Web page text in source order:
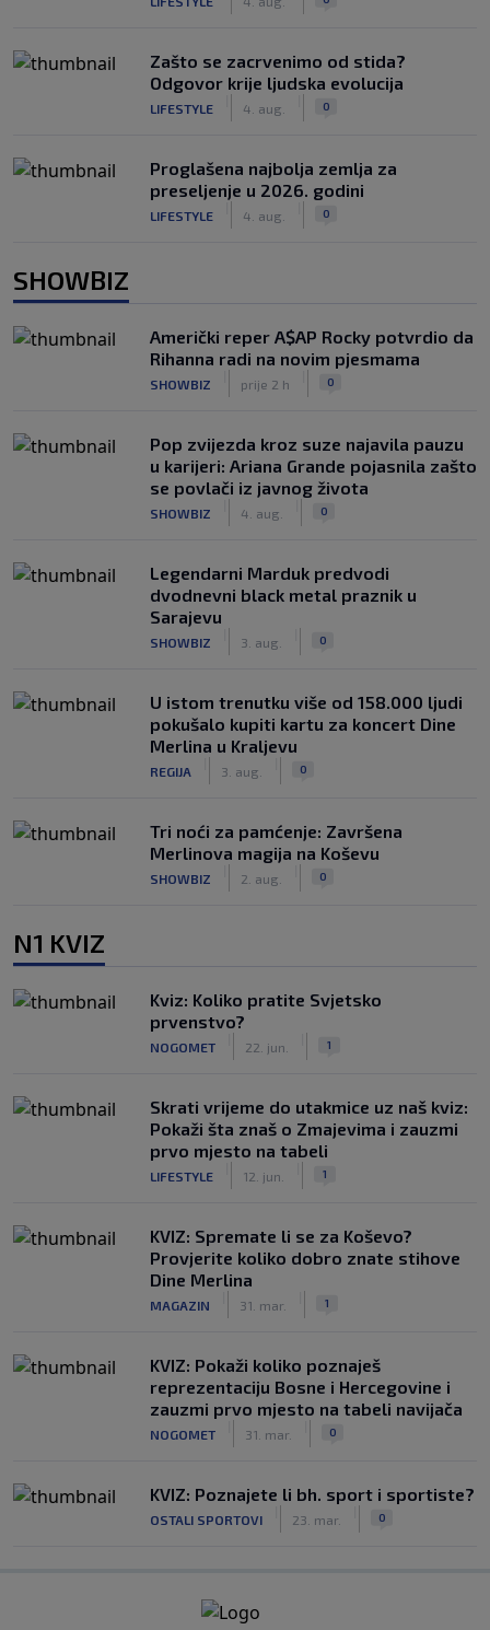
Zašto se zacrvenimo od stida?
Odgovor krije ljudska evolucija
LIFESTYLE 4. aug. 0
Proglašena najbolja zemlja za
preseljenje u 2026. godini
LIFESTYLE 4. aug. 0
SHOWBIZ
Američki reper A$AP Rocky potvrdio da
Rihanna radi na novim pjesmama
SHOWBIZ prije 2 h 0
Pop zvijezda kroz suze najavila pauzu
u karijeri: Ariana Grande pojasnila zašto
se povlači iz javnog života
SHOWBIZ 4. aug. 0
Legendarni Marduk predvodi
dvodnevni black metal praznik u
Sarajevu
SHOWBIZ 3. aug. 0
U istom trenutku više od 158.000 ljudi
pokušalo kupiti kartu za koncert Dine
Merlina u Kraljevu
REGIJA 3. aug. 0
Tri noći za pamćenje: Završena
Merlinova magija na Koševu
SHOWBIZ 2. aug. 0
N1 KVIZ
Kviz: Koliko pratite Svjetsko
prvenstvo?
NOGOMET 22. jun. 1
Skrati vrijeme do utakmice uz naš kviz:
Pokaži šta znaš o Zmajevima i zauzmi
prvo mjesto na tabeli
LIFESTYLE 12. jun. 1
KVIZ: Spremate li se za Koševo?
Provjerite koliko dobro znate stihove
Dine Merlina
MAGAZIN 31. mar. 1
KVIZ: Pokaži koliko poznaješ
reprezentaciju Bosne i Hercegovine i
zauzmi prvo mjesto na tabeli navijača
NOGOMET 31. mar. 0
KVIZ: Poznajete li bh. sport i sportiste?
OSTALI SPORTOVI 23. mar. 0